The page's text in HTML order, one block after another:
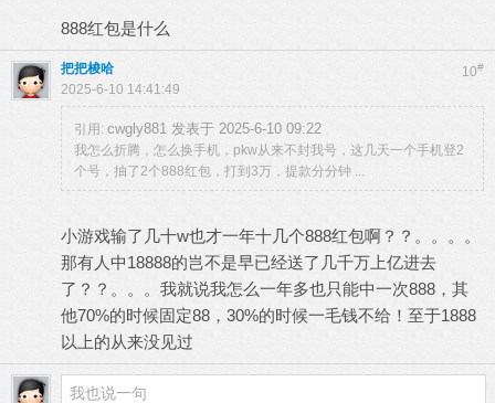
888红包是什么
10#
把把梭哈
2025-6-10 14:41:49
引用: cwgly881 发表于 2025-6-10 09:22
我怎么折腾，怎么换手机，pkw从来不封我号，这几天一个手机登2
个号，抽了2个888红包，打到3万，提款分分钟 ...
小游戏输了几十w也才一年十几个888红包啊？？。。。。
那有人中18888的岂不是早已经送了几千万上亿进去
了？？。。。我就说我怎么一年多也只能中一次888，其
他70%的时候固定88，30%的时候一毛钱不给！至于1888
以上的从来没见过